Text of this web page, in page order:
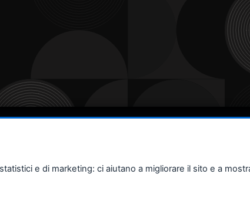
e di marketing: ci aiutano a migliorare il sito e a